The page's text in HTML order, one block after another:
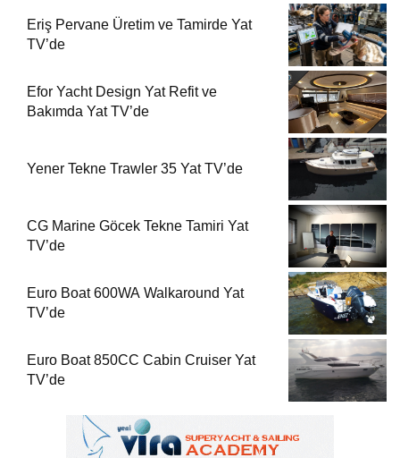
Eriş Pervane Üretim ve Tamirde Yat
TV’de
Efor Yacht Design Yat Refit ve
Bakımda Yat TV’de
Yener Tekne Trawler 35 Yat TV’de
CG Marine Göcek Tekne Tamiri Yat
TV’de
Euro Boat 600WA Walkaround Yat
TV’de
Euro Boat 850CC Cabin Cruiser Yat
TV’de